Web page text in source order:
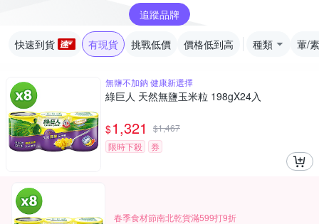
追蹤品牌
快速到貨 有現貨 挑戰低價 價格低到高 種類 葷/素
無鹽不加鈉 健康新選擇
綠巨人 天然無鹽玉米粒 198gX24入
$1,321 $1,467
限時下殺
券
春季食材節南北乾貨滿599打9折